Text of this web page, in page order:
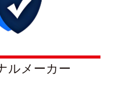
ルメーカー